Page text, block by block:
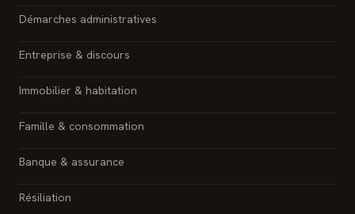
Démarches administratives
Entreprise & discours
Immobilier & habitation
Famille & consommation
Banque & assurance
Résiliation